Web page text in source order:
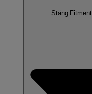
Stäng Fitment